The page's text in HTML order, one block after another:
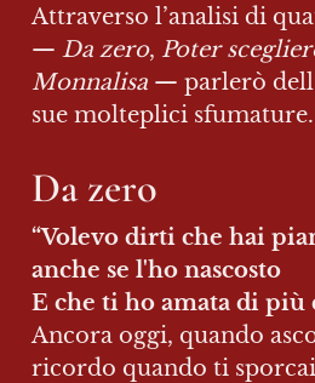
Attraverso l’analisi di
— Da zero, Poter
Monnalisa — parlerò
sue molteplici sfumature.
Da zero
“Volevo dirti che hai
anche se l'ho nascosto
Ancora oggi, quando
ricordo quando ti